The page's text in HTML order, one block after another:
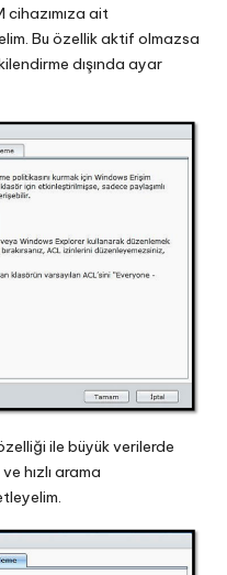
ait
Bu özellik aktif olmazsa
dışında ayar
ile büyük verilerde
hızlı arama